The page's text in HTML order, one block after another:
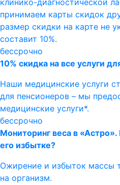
клинико-диагностической
принимаем карты скидок
размер скидки на карте не
составит 10%.
бессрочно
10% скидка на все услуги
Наши медицинские услуги
для пенсионеров – мы
медицинские услуги*.
бессрочно
Мониторинг веса в
его избытке?
Ожирение и избыток массы
на организм.